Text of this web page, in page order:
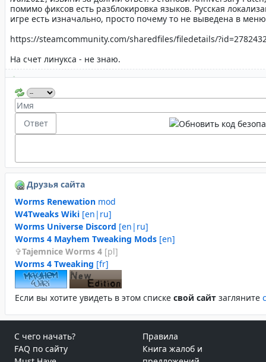
Друзья сайта
Worms Renewation mod
W4Tweaks Wiki [en|ru]
Worms Universe Discord [en|ru]
Worms 4 Mayhem Tweaking Mods [en]
Tajemnice Worms 4 [pl]
Worms 4 Tweaking [fr]
Если вы хотите увидеть в этом спиcке свой сайт загляните
С чего начать?
FAQ по сайту
Правила
Книга жалоб и